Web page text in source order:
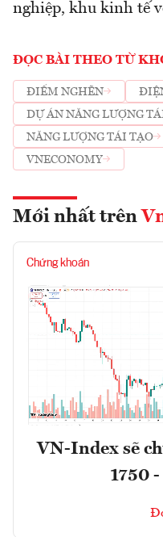
nghiệp, khu kinh tế
ĐỌC BÀI THEO TỪ
ĐIỂM NGHẼN
DỰ ÁN NĂNG LƯỢNG
NĂNG LƯỢNG TÁI TẠO
VNECONOMY
Mới nhất trên
Chứng khoán
VN-Index sẽ
1750